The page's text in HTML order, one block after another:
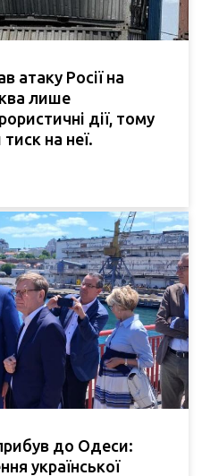
атаку Росії на
лише
дії, тому
на неї.
до Одеси:
української